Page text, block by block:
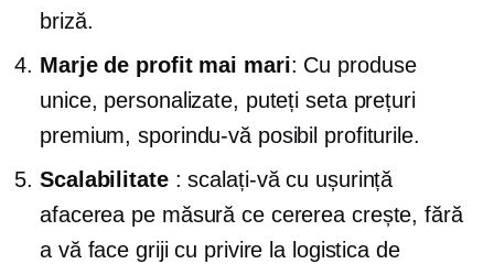
briză.
Marje de profit mai mari: Cu produse
unice, personalizate, puteți seta prețuri
premium, sporindu-vă posibil profiturile.
Scalabilitate : scalați-vă cu ușurință
afacerea pe măsură ce cererea crește, fără
a vă face griji cu privire la logistica de